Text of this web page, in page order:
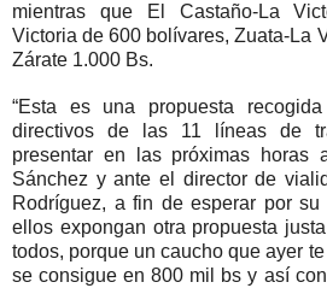
mientras que El Castaño-La
Victoria de 600 bolívares, Zuata-La
Zárate 1.000 Bs.
“Esta es una propuesta
directivos de las 11 líneas de
presentar en las próximas horas
Sánchez y ante el director de
Rodríguez, a fin de esperar por
ellos expongan otra propuesta
todos, porque un caucho que ayer
se consigue en 800 mil bs y así